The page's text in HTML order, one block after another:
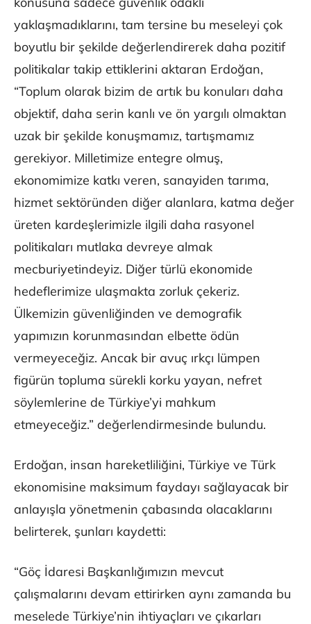
yaklaşmadıklarını, tam tersine bu meseleyi çok
boyutlu bir şekilde değerlendirerek daha pozitif
politikalar takip ettiklerini aktaran Erdoğan,
“Toplum olarak bizim de artık bu konuları daha
objektif, daha serin kanlı ve ön yargılı olmaktan
uzak bir şekilde konuşmamız, tartışmamız
gerekiyor. Milletimize entegre olmuş,
ekonomimize katkı veren, sanayiden tarıma,
hizmet sektöründen diğer alanlara, katma değer
üreten kardeşlerimizle ilgili daha rasyonel
politikaları mutlaka devreye almak
mecburiyetindeyiz. Diğer türlü ekonomide
hedeflerimize ulaşmakta zorluk çekeriz.
Ülkemizin güvenliğinden ve demografik
yapımızın korunmasından elbette ödün
vermeyeceğiz. Ancak bir avuç ırkçı lümpen
figürün topluma sürekli korku yayan, nefret
söylemlerine de Türkiye’yi mahkum
etmeyeceğiz.” değerlendirmesinde bulundu.
Erdoğan, insan hareketliliğini, Türkiye ve Türk
ekonomisine maksimum faydayı sağlayacak bir
anlayışla yönetmenin çabasında olacaklarını
belirterek, şunları kaydetti:
“Göç İdaresi Başkanlığımızın mevcut
çalışmalarını devam ettirirken aynı zamanda bu
meselede Türkiye’nin ihtiyaçları ve çıkarları